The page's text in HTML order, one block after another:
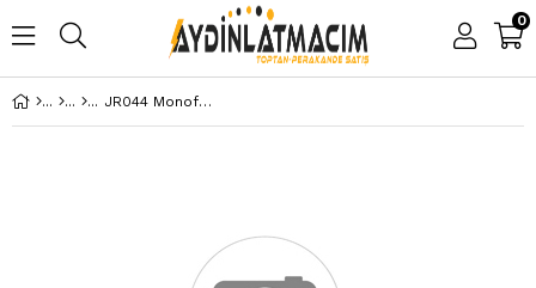
0
JR044 Monofaze Ray Ek Parçası